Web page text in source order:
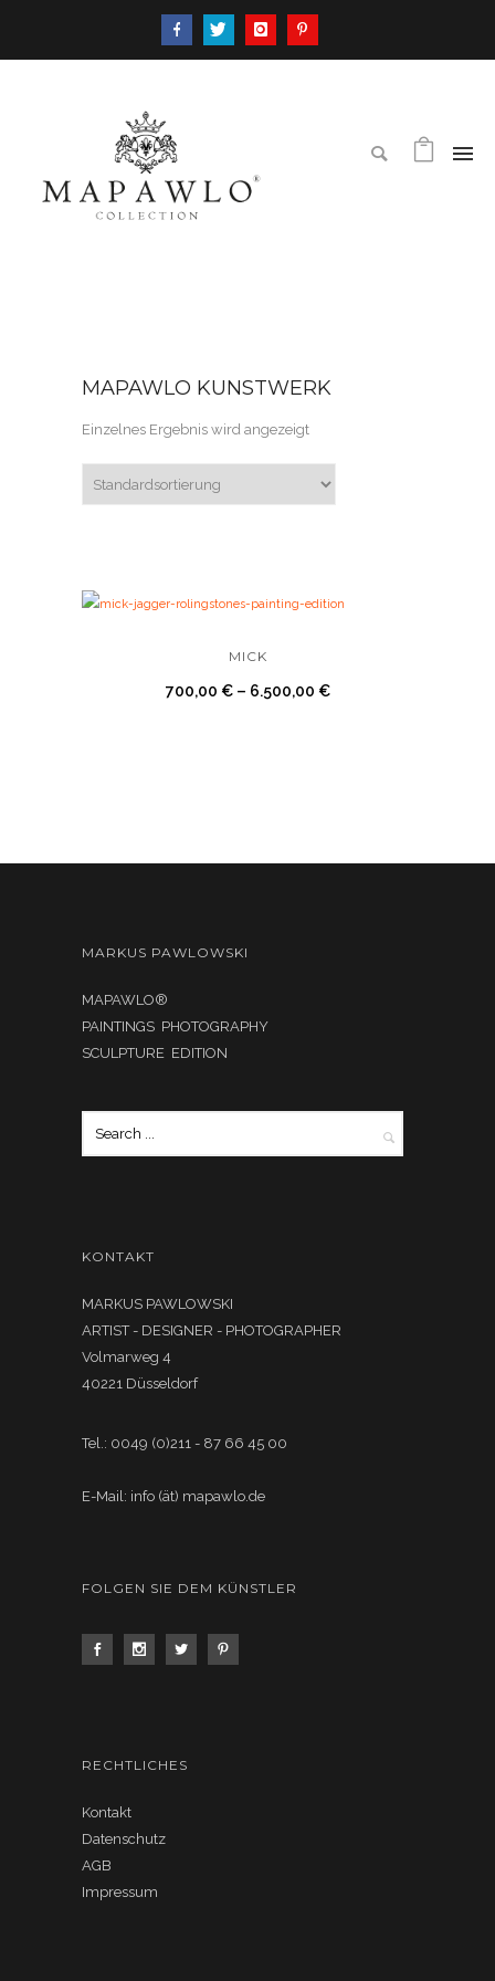
MAPAWLO KUNSTWERK
Einzelnes Ergebnis wird angezeigt
MICK
700,00 €– 6.500,00 €
MARKUS PAWLOWSKI
MAPAWLO®
PAINTINGS PHOTOGRAPHY
SCULPTURE EDITION
KONTAKT
MARKUS PAWLOWSKI
ARTIST - DESIGNER - PHOTOGRAPHER
Volmarweg 4
40221 Düsseldorf
Tel.: 0049 (0)211 - 87 66 45 00
E-Mail: info (ät) mapawlo.de
FOLGEN SIE DEM KÜNSTLER
RECHTLICHES
Kontakt
Datenschutz
AGB
Impressum